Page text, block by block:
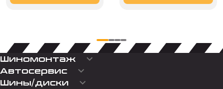
Шиномонтаж keyboard_arrow_down
Автосервис keyboard_arrow_down
Шины/диски keyboard_arrow_down